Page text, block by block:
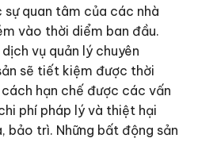
quan tâm của các nhà
vào thời diểm ban đầu.
vụ quản lý chuyên
sẽ tiết kiệm được thời
hạn chế được các vấn
phí pháp lý và thiệt hại
bảo trì. Những bất động sản